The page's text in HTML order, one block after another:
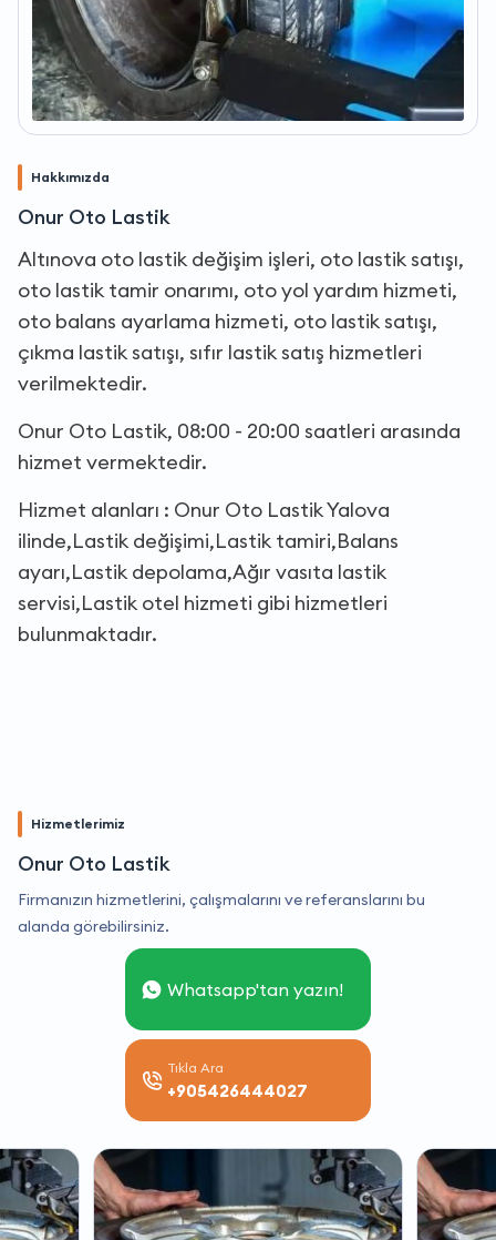
Hakkımızda
Onur Oto Lastik
Altınova oto lastik değişim işleri, oto lastik satışı,
oto lastik tamir onarımı, oto yol yardım hizmeti,
oto balans ayarlama hizmeti, oto lastik satışı,
çıkma lastik satışı, sıfır lastik satış hizmetleri
verilmektedir.
Onur Oto Lastik, 08:00 - 20:00 saatleri arasında
hizmet vermektedir.
Hizmet alanları : Onur Oto Lastik Yalova
ilinde,Lastik değişimi,Lastik tamiri,Balans
ayarı,Lastik depolama,Ağır vasıta lastik
servisi,Lastik otel hizmeti gibi hizmetleri
bulunmaktadır.
Hizmetlerimiz
Onur Oto Lastik
Firmanızın hizmetlerini, çalışmalarını ve referanslarını bu
alanda görebilirsiniz.
Whatsapp'tan yazın!
Tıkla Ara
+905426444027